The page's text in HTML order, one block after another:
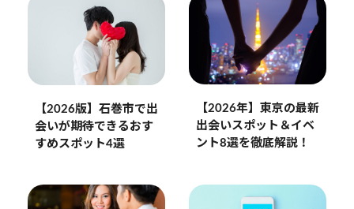
【2026版】石巻市で出
会いが期待できるおす
すめスポット4選
【2026年】東京の最新
出会いスポット＆イベ
ント8選を徹底解説！